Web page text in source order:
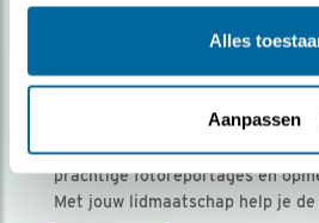
Alles
Aanpassen
Ontvang 5 x Vogels voor
Vogels is het tijdschrift voor
prachtige fotoreportages en
Met jouw lidmaatschap help je de